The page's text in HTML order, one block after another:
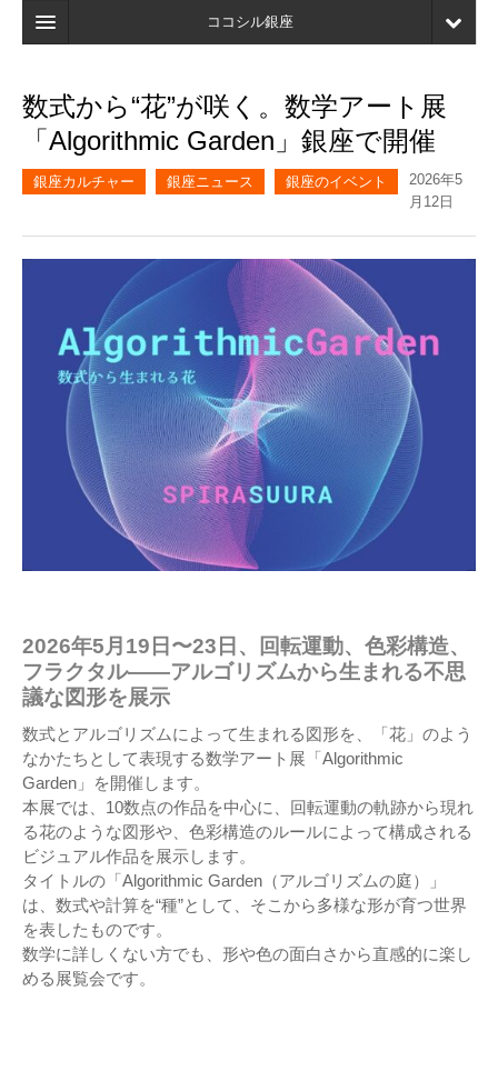
ココシル銀座
検索
店舗・施設最新情報
ブックマーク
数式から“花”が咲く。数学アート展
「Algorithmic Garden」銀座で開催
銀座カルチャー 銀座ニュース 銀座のイベント
2026年5
月12日
2026年5月19日〜23日、回転運動、色彩構造、
フラクタル――アルゴリズムから生まれる不思
議な図形を展示
数式とアルゴリズムによって生まれる図形を、「花」のよう
なかたちとして表現する数学アート展「Algorithmic
Garden」を開催します。
本展では、10数点の作品を中心に、回転運動の軌跡から現れ
る花のような図形や、色彩構造のルールによって構成される
ビジュアル作品を展示します。
タイトルの「Algorithmic Garden（アルゴリズムの庭）」
は、数式や計算を“種”として、そこから多様な形が育つ世界
を表したものです。
数学に詳しくない方でも、形や色の面白さから直感的に楽し
める展覧会です。